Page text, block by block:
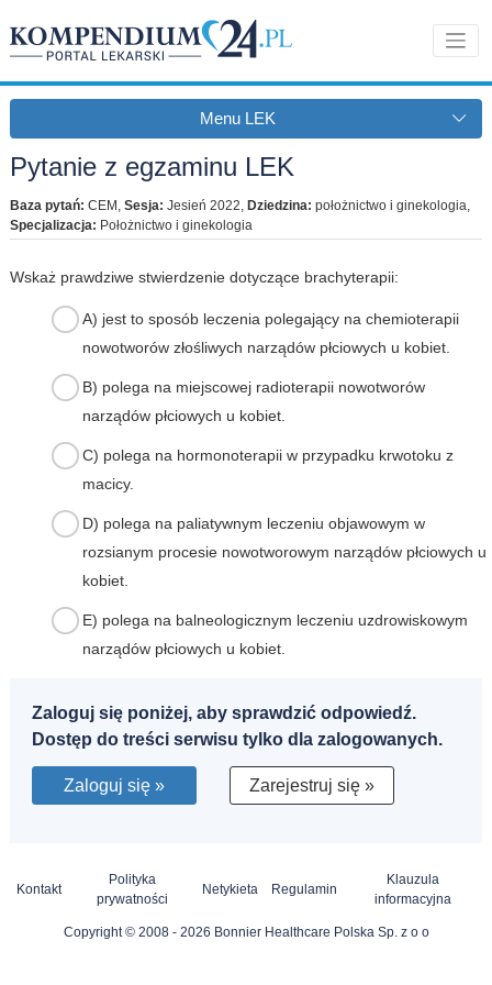
Menu LEK
Pytanie z egzaminu LEK
Baza pytań: CEM , Sesja: Jesień 2022, Dziedzina: położnictwo i ginekologia,
Specjalizacja: Położnictwo i ginekologia
Wskaż prawdziwe stwierdzenie dotyczące brachyterapii:
A) jest to sposób leczenia polegający na chemioterapii
nowotworów złośliwych narządów płciowych u kobiet.
B) polega na miejscowej radioterapii nowotworów
narządów płciowych u kobiet.
C) polega na hormonoterapii w przypadku krwotoku z
macicy.
D) polega na paliatywnym leczeniu objawowym w
rozsianym procesie nowotworowym narządów płciowych u
kobiet.
E) polega na balneologicznym leczeniu uzdrowiskowym
narządów płciowych u kobiet.
Zaloguj się poniżej, aby sprawdzić odpowiedź.
Dostęp do treści serwisu tylko dla zalogowanych.
Zaloguj się » Zarejestruj się »
Kontakt
Polityka
prywatności
Netykieta Regulamin
Klauzula
informacyjna
Copyright © 2008 - 2026 Bonnier Healthcare Polska Sp. z o o